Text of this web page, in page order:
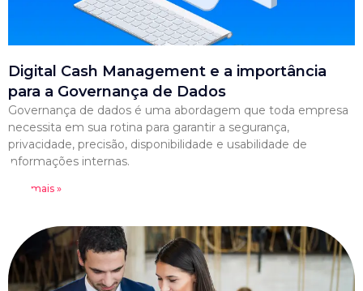
Digital Cash Management e a importância
para a Governança de Dados
Governança de dados é uma abordagem que toda empresa
necessita em sua rotina para garantir a segurança,
privacidade, precisão, disponibilidade e usabilidade de
informações internas.
Leia mais »